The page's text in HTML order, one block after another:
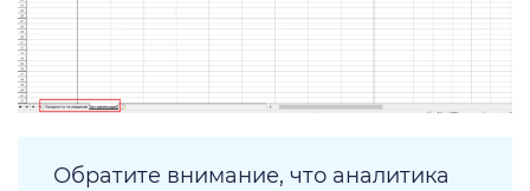
Обратите внимание, что аналитика